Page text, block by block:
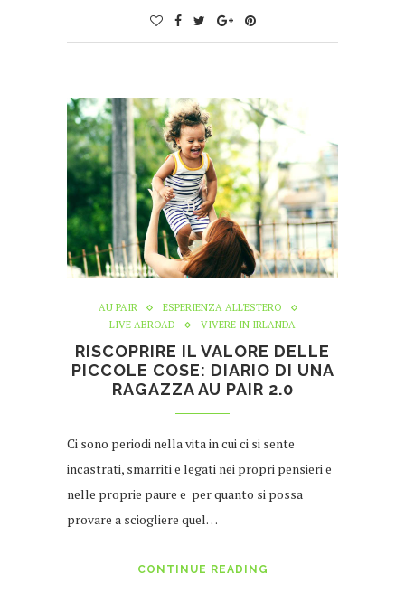
AU PAIR
ESPERIENZA ALL'ESTERO
LIVE ABROAD
VIVERE IN IRLANDA
RISCOPRIRE IL VALORE DELLE
PICCOLE COSE: DIARIO DI UNA
RAGAZZA AU PAIR 2.0
Ci sono periodi nella vita in cui ci si sente
incastrati, smarriti e legati nei propri pensieri e
nelle proprie paure e per quanto si possa
provare a sciogliere quel…
CONTINUE READING